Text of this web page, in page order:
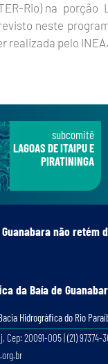
Rio) na porção
neste
realizada pelo INEA.
subcomitê
LAGOAS DE ITAIPU E
PIRATININGA
Guanabara não
da Baía de
Hidrográﬁca do Rio
20091-005 | (21) 97374-